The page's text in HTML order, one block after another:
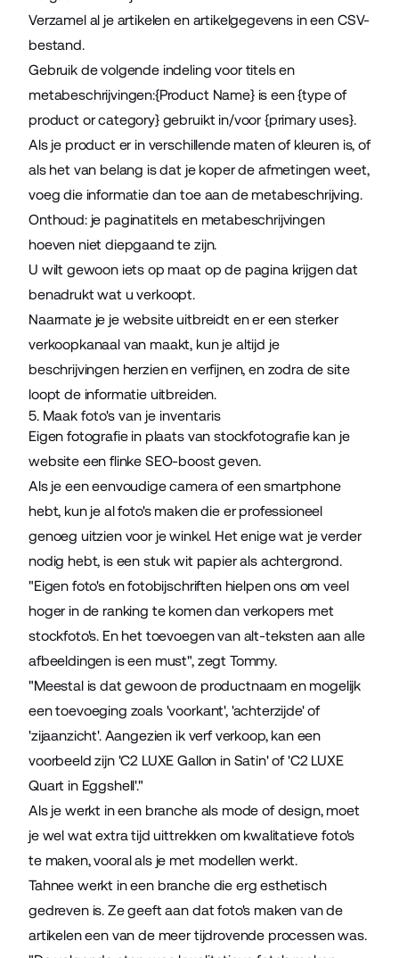
Verzamel al je artikelen en artikelgegevens in een CSV-
bestand.
Gebruik de volgende indeling voor titels en
metabeschrijvingen:{Product Name} is een {type of
product or category} gebruikt in/voor {primary uses}.
Als je product er in verschillende maten of kleuren is, of
als het van belang is dat je koper de afmetingen weet,
voeg die informatie dan toe aan de metabeschrijving.
Onthoud: je paginatitels en metabeschrijvingen
hoeven niet diepgaand te zijn.
U wilt gewoon iets op maat op de pagina krijgen dat
benadrukt wat u verkoopt.
Naarmate je je website uitbreidt en er een sterker
verkoopkanaal van maakt, kun je altijd je
beschrijvingen herzien en verfijnen, en zodra de site
loopt de informatie uitbreiden.
5. Maak foto's van je inventaris
Eigen fotografie in plaats van stockfotografie kan je
website een flinke SEO-boost geven.
Als je een eenvoudige camera of een smartphone
hebt, kun je al foto's maken die er professioneel
genoeg uitzien voor je winkel. Het enige wat je verder
nodig hebt, is een stuk wit papier als achtergrond.
"Eigen foto's en fotobijschriften hielpen ons om veel
hoger in de ranking te komen dan verkopers met
stockfoto's. En het toevoegen van alt-teksten aan alle
afbeeldingen is een must", zegt Tommy.
"Meestal is dat gewoon de productnaam en mogelijk
een toevoeging zoals 'voorkant', 'achterzijde' of
'zijaanzicht'. Aangezien ik verf verkoop, kan een
voorbeeld zijn 'C2 LUXE Gallon in Satin' of 'C2 LUXE
Quart in Eggshell'."
Als je werkt in een branche als mode of design, moet
je wel wat extra tijd uittrekken om kwalitatieve foto's
te maken, vooral als je met modellen werkt.
Tahnee werkt in een branche die erg esthetisch
gedreven is. Ze geeft aan dat foto's maken van de
artikelen een van de meer tijdrovende processen was.